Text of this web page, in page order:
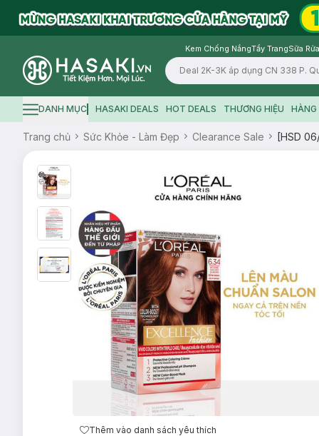
Kem Chống NắngTẩy TrangSữa
Logo
Hamburger icon
DANH MỤC HASAKI DEALS HOT DEALS THƯƠNG HIỆU HÀNG
Trang chủ Sức Khỏe - Làm Đẹp Clearance Sale [HSD
Thêm vào danh sách yêu thích